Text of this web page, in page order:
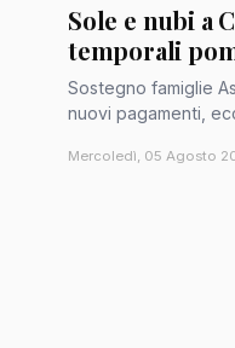
Sole e nubi a
temporali
Sostegno famiglie
nuovi pagamenti,
Mercoledì, 05 Agosto